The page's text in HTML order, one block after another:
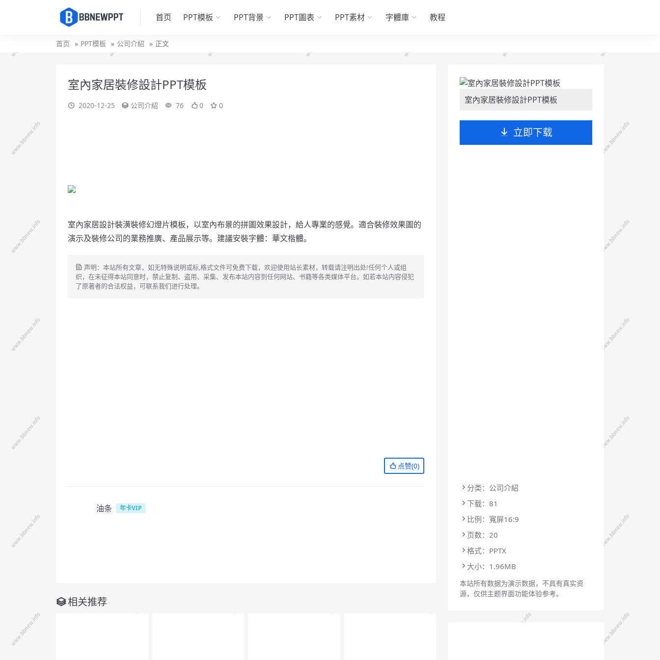
首页 PPT模板 PPT背景 PPT圖表 PPT素材 字體庫 教程
首页 PPT模板 公司介紹 正文
室內家居裝修設計PPT模板
2020-12-25 公司介紹 76 0 0
室內家居設計裝潢裝修幻燈片模板，以室內布景的拼圖效果設計，給人專業的感覺。適合裝修效果圖的
演示及裝修公司的業務推廣、產品展示等。建議安裝字體：華文楷體。
声明：本站所有文章，如无特殊说明或标,格式文件可免费下载，欢迎使用站长素材，转载请注明出处!任何个人或组
织，在未征得本站同意时，禁止复制、盗用、采集、发布本站内容到任何网站、书籍等各类媒体平台。如若本站内容侵犯
了原著者的合法权益，可联系我们进行处理。
点赞(0)
油条 年卡VIP
相关推荐
室內家居裝修設計PPT模板
立即下载
分类：公司介紹
下载：81
比例：寬屏16:9
页数：20
格式：PPTX
大小：1.96MB
本站所有数据为演示数据，不具有真实资
源，仅供主题界面功能体验参考。